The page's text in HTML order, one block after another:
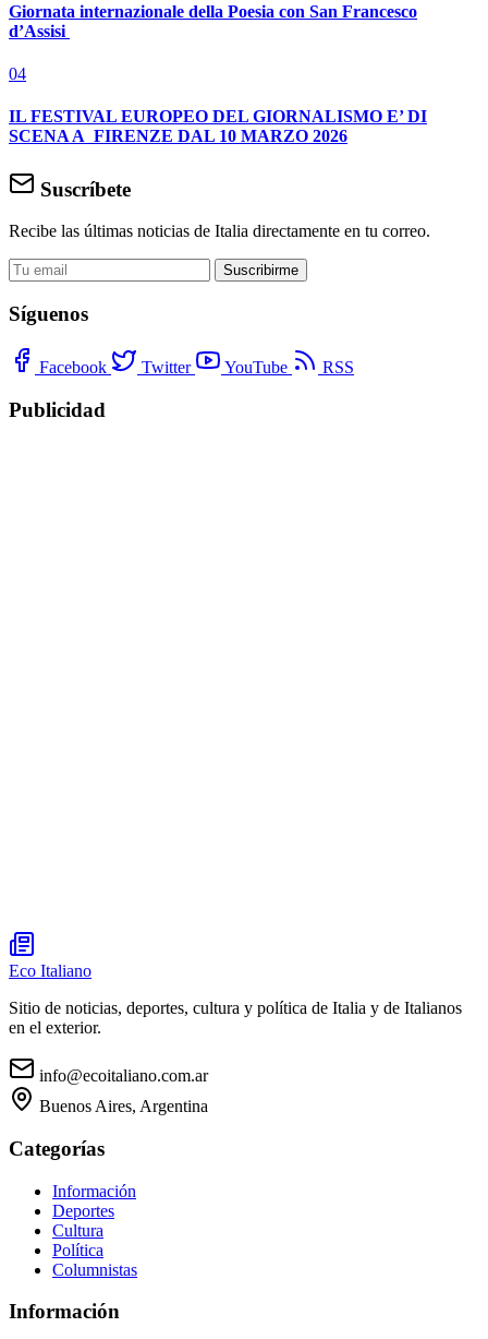
Giornata internazionale della Poesia con San Francesco
d’Assisi
04
IL FESTIVAL EUROPEO DEL GIORNALISMO E’ DI
SCENA A FIRENZE DAL 10 MARZO 2026
Suscríbete
Recibe las últimas noticias de Italia directamente en tu correo.
Suscribirme
Síguenos
Facebook Twitter YouTube RSS
Publicidad
Eco Italiano
Sitio de noticias, deportes, cultura y política de Italia y de Italianos
en el exterior.
info@ecoitaliano.com.ar
Buenos Aires, Argentina
Categorías
Información
Deportes
Cultura
Política
Columnistas
Información